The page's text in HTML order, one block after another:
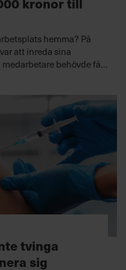
hemma? På
att inreda sina
behövde få
tvinga
sig